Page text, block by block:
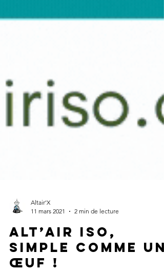
11 mars 2021
2 min de lecture
Alt’Air Iso,
simple comme un